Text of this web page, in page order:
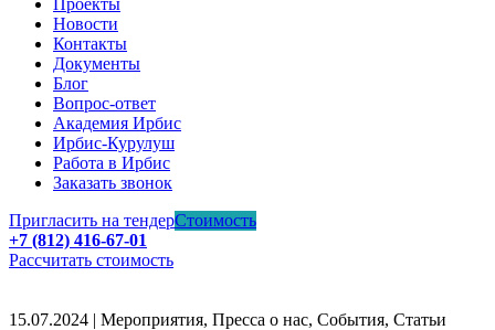
Проекты
Новости
Контакты
Документы
Блог
Вопрос-ответ
Академия Ирбис
Ирбис-Курулуш
Работа в Ирбис
Заказать звонок
Пригласить на тендерСтоимость
+7 (812) 416-67-01
Рассчитать стоимость
15.07.2024 | Мероприятия, Пресса о нас, События, Статьи